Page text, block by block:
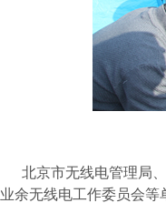
北京市无线电管理局、
业余无线电工作委员会等